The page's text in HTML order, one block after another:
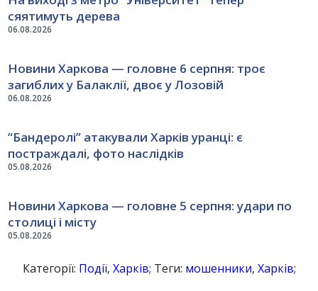
06.08.2026
сяятимуть дерева
06.08.2026
Новини Харкова — головне 6 серпня: троє
загиблих у Балаклії, двоє у Лозовій
05.08.2026
“Бандеролі” атакували Харків уранці: є
постраждалі, фото наслідків
05.08.2026
Новини Харкова — головне 5 серпня: удари по
столиці і місту
Категорії: Події, Харків; Теги: мошенники, Харків;